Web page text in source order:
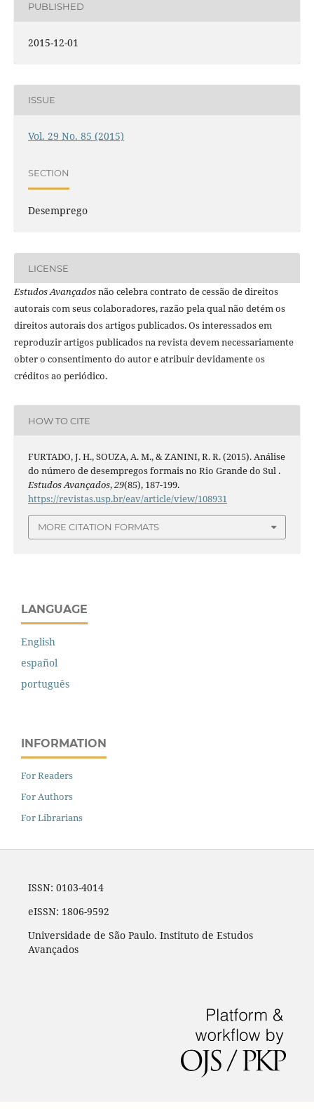
PUBLISHED
2015-12-01
ISSUE
Vol. 29 No. 85 (2015)
SECTION
Desemprego
LICENSE
Estudos Avançadosnão celebra contrato de cessão de direitos
autorais com seus colaboradores, razão pela qual não detém os
direitos autorais dos artigos publicados. Os interessados em
reproduzir artigos publicados na revista devem necessariamente
obter o consentimento do autor e atribuir devidamente os
créditos ao periódico.
HOW TO CITE
FURTADO, J. H., SOUZA, A. M., & ZANINI, R. R. (2015). Análise
do número de desempregos formais no Rio Grande do Sul .
Estudos Avançados,29(85), 187-199.
https://revistas.usp.br/eav/article/view/108931
MORE CITATION FORMATS
LANGUAGE
English
español
português
INFORMATION
For Readers
For Authors
For Librarians
ISSN: 0103-4014
eISSN: 1806-9592
Universidade de São Paulo. Instituto de Estudos
Avançados